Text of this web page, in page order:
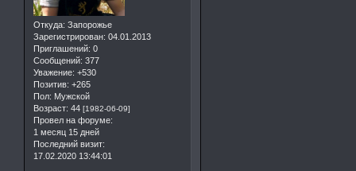
Откуда: Запорожье
Зарегистрирован: 04.01.2013
Приглашений: 0
Сообщений: 377
Уважение: +530
Позитив: +265
Пол: Мужской
Возраст: 44 [1982-06-09]
Провел на форуме:
1 месяц 15 дней
Последний визит:
17.02.2020 13:44:01